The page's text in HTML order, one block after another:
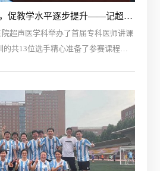
展专科医师讲课风采，促教学水平逐步提升——记超声医学科首届专科医师讲课比赛
超声医学科举办了首届专科医师讲课
共13位选手精心准备了参赛课程，